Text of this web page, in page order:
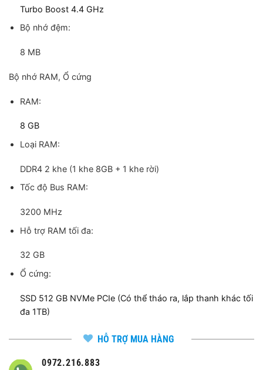
Turbo Boost 4.4 GHz
Bộ nhớ đệm:
8 MB
Bộ nhớ RAM, Ổ cứng
RAM:
8 GB
Loại RAM:
DDR4 2 khe (1 khe 8GB + 1 khe rời)
Tốc độ Bus RAM:
3200 MHz
Hỗ trợ RAM tối đa:
32 GB
Ổ cứng:
SSD 512 GB NVMe PCIe (Có thể tháo ra, lắp thanh khác tối
đa 1TB)
HỖ TRỢ MUA HÀNG
0972.216.883